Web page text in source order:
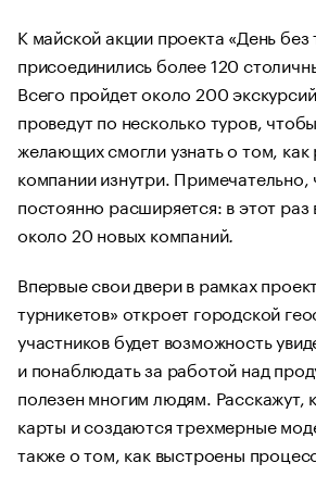
К майской акции проекта «День без
присоединились более 120
Всего пройдет около 200
проведут по несколько туров,
желающих смогли узнать о том,
компании изнутри. Примечательно,
постоянно расширяется: в этот раз
около 20 новых компаний.
Впервые свои двери в рамках
турникетов» откроет городской
участников будет возможность
и понаблюдать за работой над
полезен многим людям. Расскажут,
карты и создаются трехмерные
также о том, как выстроены